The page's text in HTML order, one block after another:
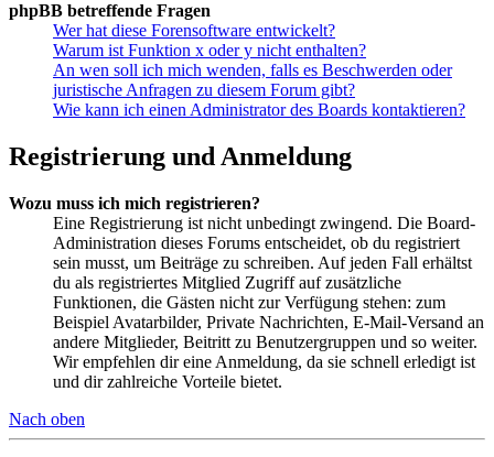
phpBB betreffende Fragen
Wer hat diese Forensoftware entwickelt?
Warum ist Funktion x oder y nicht enthalten?
An wen soll ich mich wenden, falls es Beschwerden oder
juristische Anfragen zu diesem Forum gibt?
Wie kann ich einen Administrator des Boards kontaktieren?
Registrierung und Anmeldung
Wozu muss ich mich registrieren?
Eine Registrierung ist nicht unbedingt zwingend. Die Board-
Administration dieses Forums entscheidet, ob du registriert
sein musst, um Beiträge zu schreiben. Auf jeden Fall erhältst
du als registriertes Mitglied Zugriff auf zusätzliche
Funktionen, die Gästen nicht zur Verfügung stehen: zum
Beispiel Avatarbilder, Private Nachrichten, E-Mail-Versand an
andere Mitglieder, Beitritt zu Benutzergruppen und so weiter.
Wir empfehlen dir eine Anmeldung, da sie schnell erledigt ist
und dir zahlreiche Vorteile bietet.
Nach oben